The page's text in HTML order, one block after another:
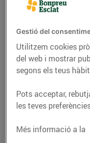
Gestió del
Utilitzem cookies
del web i mostrar
segons els teus
Pots acceptar,
les teves
Més informació a la